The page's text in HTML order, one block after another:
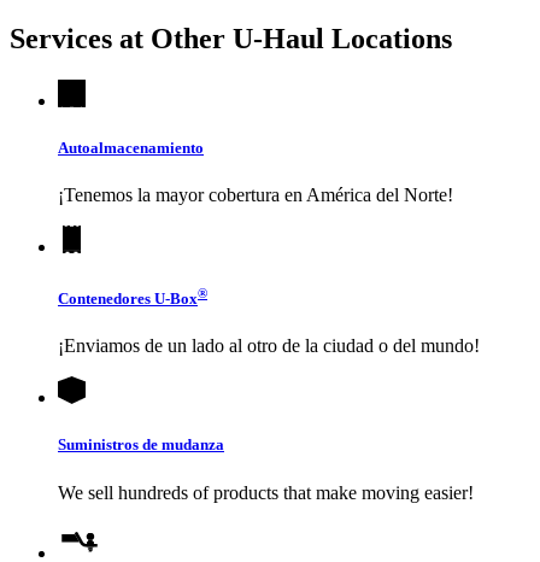
Services at Other U-Haul Locations
Autoalmacenamiento
¡Tenemos la mayor cobertura en América del Norte!
Contenedores U-Box®
¡Enviamos de un lado al otro de la ciudad o del mundo!
Suministros de mudanza
We sell hundreds of products that make moving easier!